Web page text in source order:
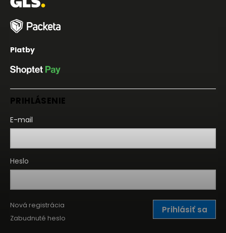
Platby
PRIHLÁSENIE
E-mail
Heslo
Prihlásiť sa
Nová registrácia
Zabudnuté heslo